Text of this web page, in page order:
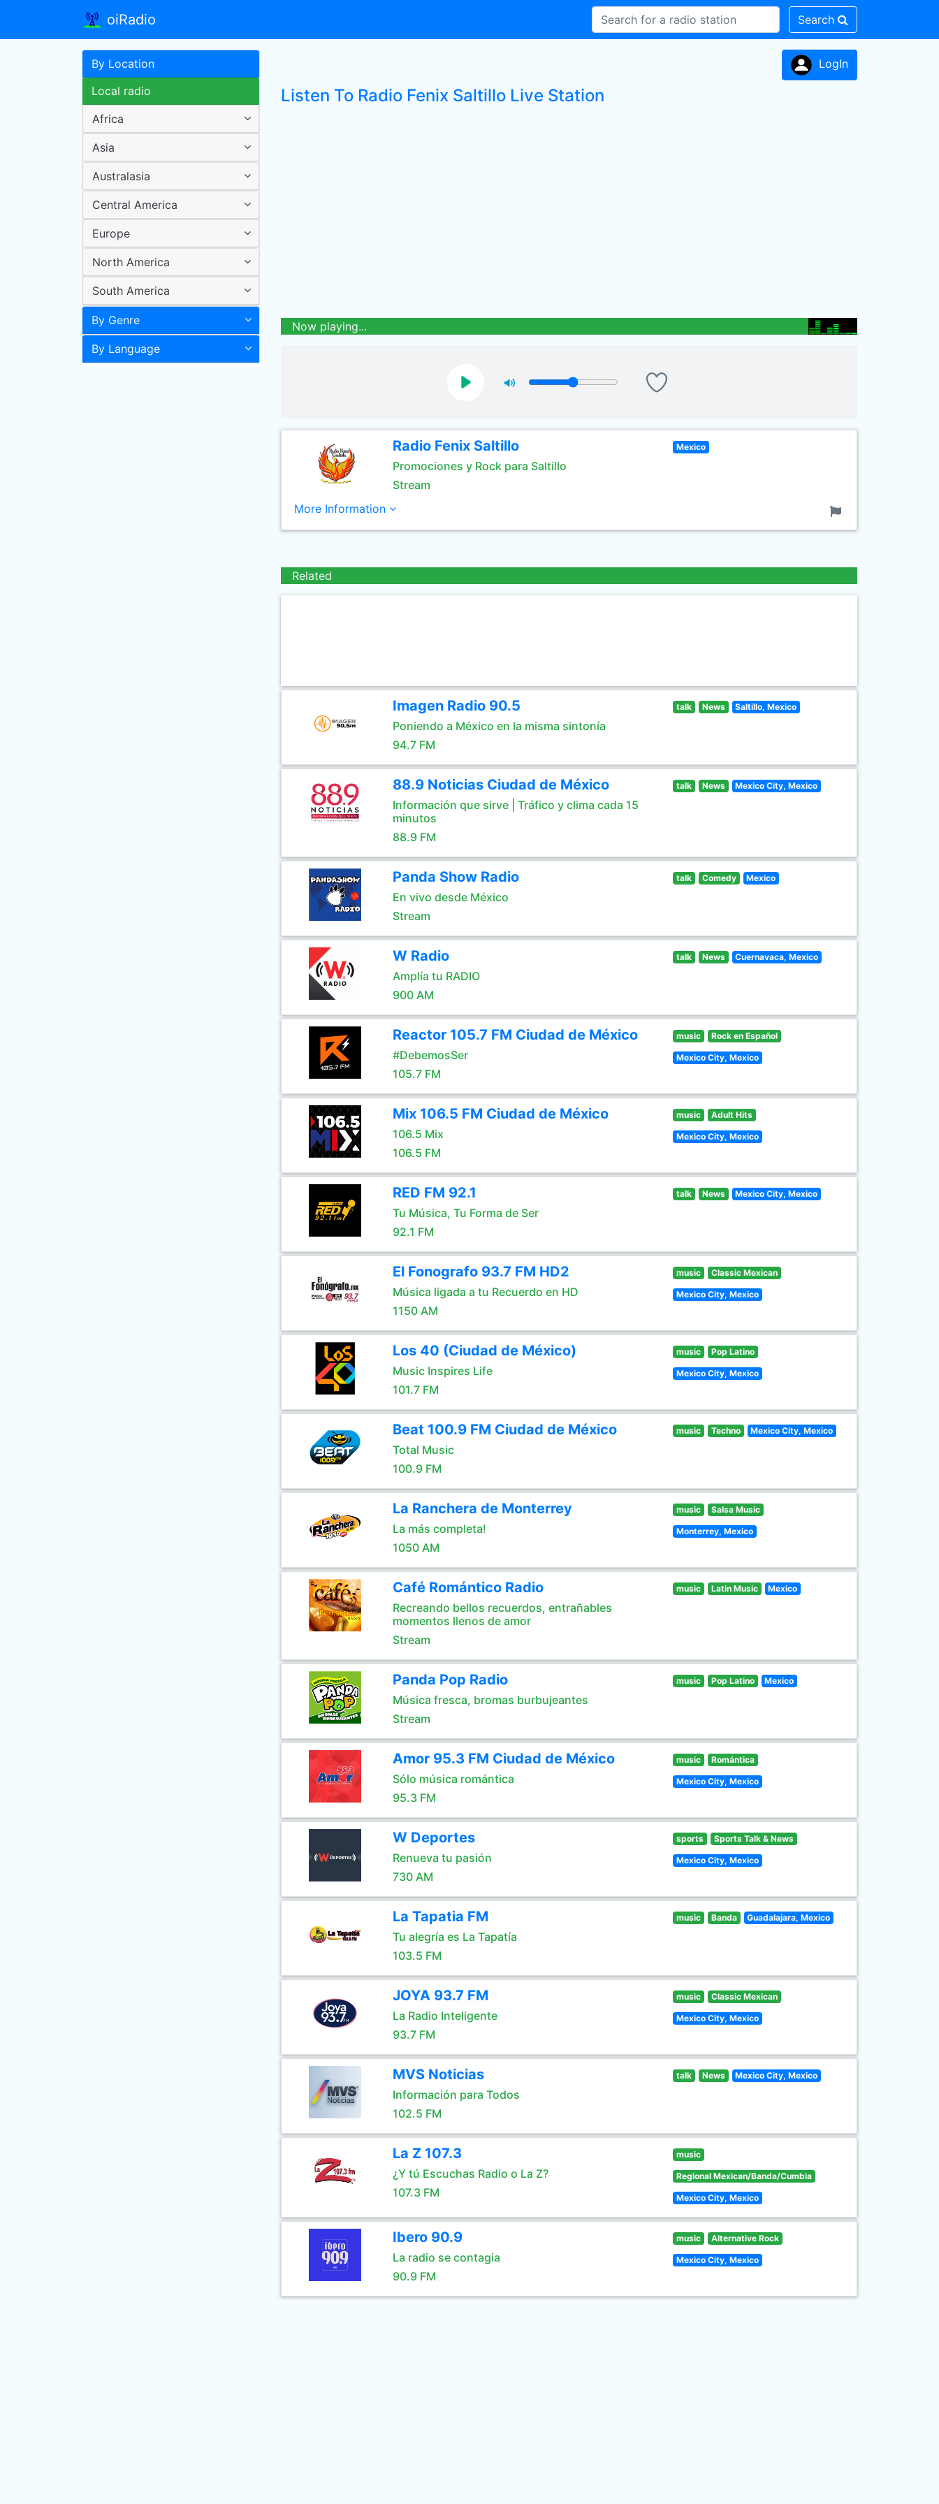
oiRadio Search
By Location
Local radio
Africa
Asia
Australasia
Central America
Europe
North America
South America
By Genre
By Language
LogIn
Listen To Radio Fenix Saltillo Live Station
Now playing...
Radio Fenix Saltillo
Promociones y Rock para Saltillo
Stream
Mexico
More Information
Related
Imagen Radio 90.5
Poniendo a México en la misma sintonía
94.7 FM
talk News Saltillo, Mexico
88.9 Noticias Ciudad de México
Información que sirve | Tráfico y clima cada 15
minutos
88.9 FM
talk News Mexico City, Mexico
Panda Show Radio
En vivo desde México
Stream
talk Comedy Mexico
W Radio
Amplía tu RADIO
900 AM
talk News Cuernavaca, Mexico
Reactor 105.7 FM Ciudad de México
#DebemosSer
105.7 FM
music Rock en Español
Mexico City, Mexico
Mix 106.5 FM Ciudad de México
106.5 Mix
106.5 FM
music Adult Hits
Mexico City, Mexico
RED FM 92.1
Tu Música, Tu Forma de Ser
92.1 FM
talk News Mexico City, Mexico
El Fonografo 93.7 FM HD2
Música ligada a tu Recuerdo en HD
1150 AM
music Classic Mexican
Mexico City, Mexico
Los 40 (Ciudad de México)
Music Inspires Life
101.7 FM
music Pop Latino
Mexico City, Mexico
Beat 100.9 FM Ciudad de México
Total Music
100.9 FM
music Techno Mexico City, Mexico
La Ranchera de Monterrey
La más completa!
1050 AM
music Salsa Music
Monterrey, Mexico
Café Romántico Radio
Recreando bellos recuerdos, entrañables
momentos llenos de amor
Stream
music Latin Music Mexico
Panda Pop Radio
Música fresca, bromas burbujeantes
Stream
music Pop Latino Mexico
Amor 95.3 FM Ciudad de México
Sólo música romántica
95.3 FM
music Romántica
Mexico City, Mexico
W Deportes
Renueva tu pasión
730 AM
sports Sports Talk & News
Mexico City, Mexico
La Tapatia FM
Tu alegría es La Tapatía
103.5 FM
music Banda Guadalajara, Mexico
JOYA 93.7 FM
La Radio Inteligente
93.7 FM
music Classic Mexican
Mexico City, Mexico
MVS Noticias
Información para Todos
102.5 FM
talk News Mexico City, Mexico
La Z 107.3
¿Y tú Escuchas Radio o La Z?
107.3 FM
music
Regional Mexican/Banda/Cumbia
Mexico City, Mexico
Ibero 90.9
La radio se contagia
90.9 FM
music Alternative Rock
Mexico City, Mexico